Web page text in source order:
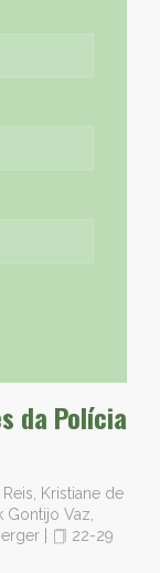
da Polícia
Kristiane de
Gontijo Vaz,
22-29